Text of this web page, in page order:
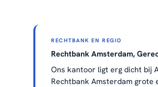
RECHTBANK EN REGIO
Rechtbank Amsterdam,
Ons kantoor ligt erg dicht bij
Rechtbank Amsterdam